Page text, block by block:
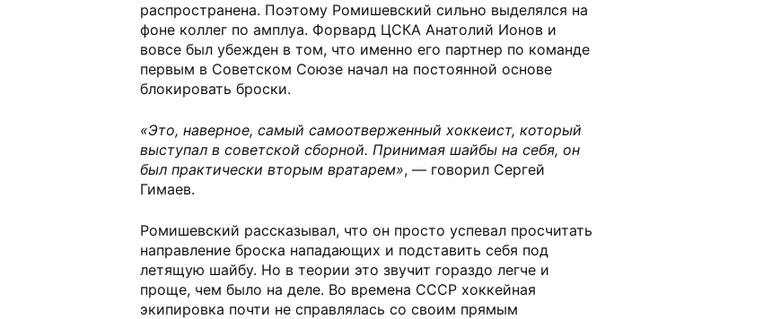
распространена. Поэтому Ромишевский сильно выделялся на
фоне коллег по амплуа. Форвард ЦСКА Анатолий Ионов и
вовсе был убежден в том, что именно его партнер по команде
первым в Советском Союзе начал на постоянной основе
блокировать броски.
«Это, наверное, самый самоотверженный хоккеист, который
выступал в советской сборной. Принимая шайбы на себя, он
был практически вторым вратарем», — говорил Сергей
Гимаев.
Ромишевский рассказывал, что он просто успевал просчитать
направление броска нападающих и подставить себя под
летящую шайбу. Но в теории это звучит гораздо легче и
проще, чем было на деле. Во времена СССР хоккейная
экипировка почти не справлялась со своим прямым